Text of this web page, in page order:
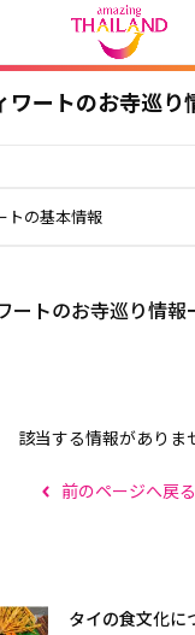
ワートのお寺巡り
トの基本情報
ートのお寺巡り情報
該当する情報がありま
前のページへ戻る
タイの食文化に